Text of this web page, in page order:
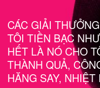
CÁC GIẢI
TÔI TIỀN BẠC
HẾT LÀ NÓ CHO
THÀNH QUẢ,
HĂNG SAY,